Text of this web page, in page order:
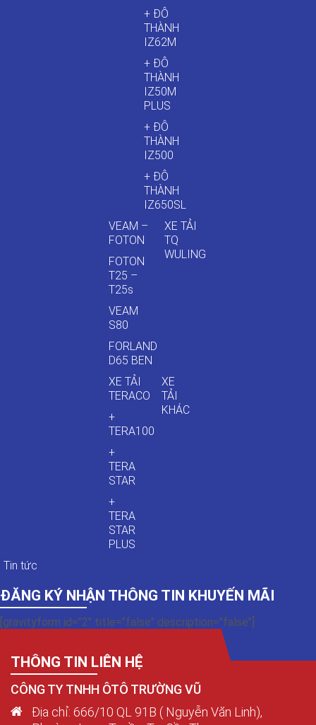
+ ĐÔ
THÀNH
IZ62M
+ ĐÔ
THÀNH
IZ50M
PLUS
+ ĐÔ
THÀNH
IZ500
+ ĐÔ
THÀNH
IZ650SL
VEAM –
FOTON
FOTON
T25 –
T25s
VEAM
S80
FORLAND
D65 BEN
XE TẢI
TQ
WULING
XE TẢI
TERACO
+
TERA100
+
TERA
STAR
+
TERA
STAR
PLUS
XE
TẢI
KHÁC
Tin tức
ĐĂNG KÝ NHẬN THÔNG TIN KHUYẾN MÃI
[gravityform id="2" title="false" description="false"]
THÔNG TIN LIÊN HỆ
CÔNG TY TNHH ÔTÔ TRƯỜNG VŨ
Địa chỉ: 666/10 QL 91B ( Nguyễn Văn Linh),